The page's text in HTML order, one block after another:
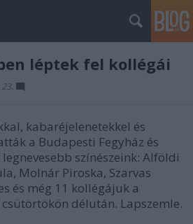
léptek fel kollégái
kabaréjelenetekkel és
a Budapesti Fegyház és
színészeink: Alföldi
Molnár Piroska, Szarvas
és még 11 kollégájuk a
délután. Lapszemle.